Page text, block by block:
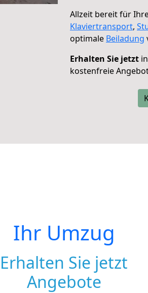
Allzeit bereit für
Klaviertransport,
optimale Beiladung
Erhalten Sie jetzt
kostenfreie
Ihr Umzug
Erhalten Sie jetzt
Angebote